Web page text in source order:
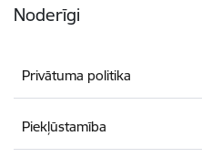
Noderīgi
Privātuma politika
Piekļūstamība